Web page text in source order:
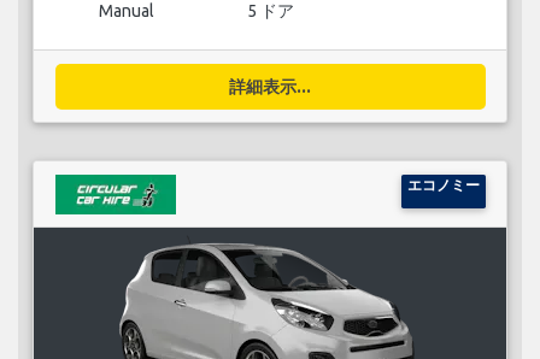
Manual 5 ドア
詳細表示...
エコノミー